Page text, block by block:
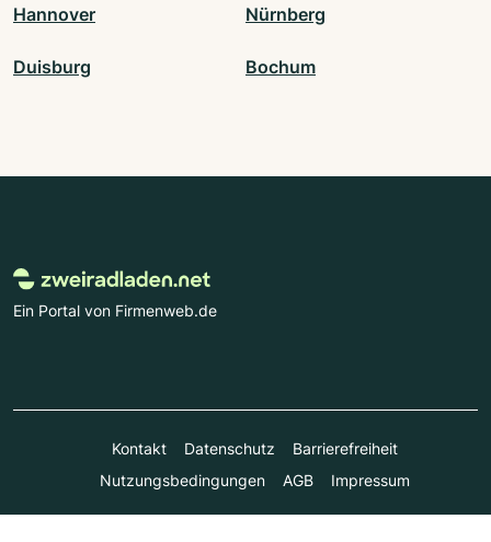
Hannover Nürnberg
Duisburg Bochum
Ein Portal von Firmenweb.de
Kontakt Datenschutz
Barrierefreiheit
Nutzungsbedingungen
AGB Impressum